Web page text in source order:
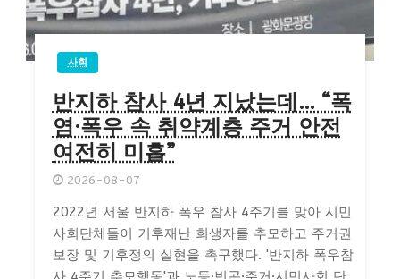
사회
반지하 참사 4년 지났는데… “폭
염·폭우 속 취약계층 주거 안전
여전히 미흡”
2026-08-07
2022년 서울 반지하 폭우 참사 4주기를 맞아 시민
사회단체들이 기후재난 희생자를 추모하고 주거권
보장 및 기후정의 실현을 촉구했다. '반지하 폭우참